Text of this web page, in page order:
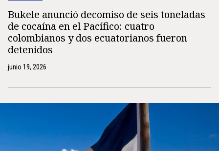
Bukele anunció decomiso de seis toneladas
de cocaína en el Pacífico: cuatro
colombianos y dos ecuatorianos fueron
detenidos
junio 19, 2026